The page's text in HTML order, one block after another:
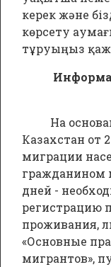
Правила
Размер:20.67
керек және
көрсету
тұруыңыз
На
Казахстан от
миграции
гражданином
дней -
регистрацию
проживания,
«Основные
мигрантов»,